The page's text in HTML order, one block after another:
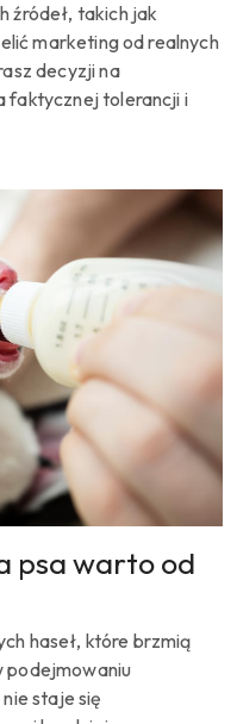
źródeł, takich jak
marketing od realnych
decyzji na
faktycznej tolerancji i
psa warto od
haseł, które brzmią
podejmowaniu
staje się